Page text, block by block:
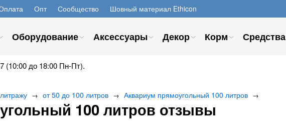
Опт Сообщество Шовный материал Ethicon
Оборудование Аксессуары Декор Корм Средства
(10:00 до 18:00 Пн-Пт).
→ от 50 до 100 литров → Аквариум прямоугольный 100 литров →
100 литров отзывы